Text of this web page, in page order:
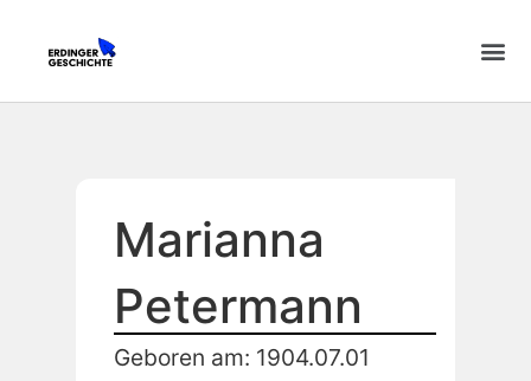
Marianna
Petermann
Geboren am: 1904.07.01